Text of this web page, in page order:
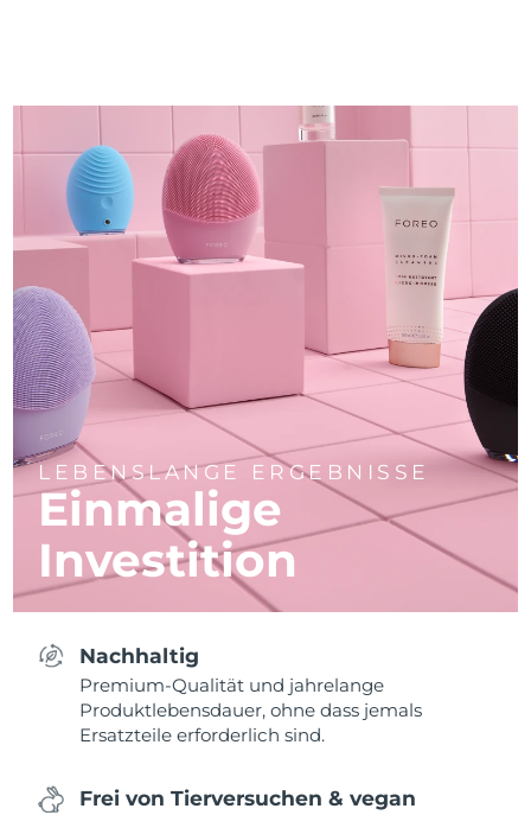
LEBENSLANGE ERGEBNISSE
Einmalige
Investition
Nachhaltig
Premium-Qualität und jahrelange
Produktlebensdauer, ohne dass jemals
Ersatzteile erforderlich sind.
Frei von Tierversuchen & vegan